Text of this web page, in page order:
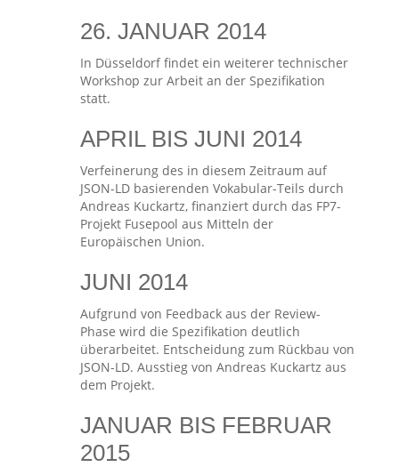
26. JANUAR 2014
In Düsseldorf findet ein weiterer technischer
Workshop zur Arbeit an der Spezifikation
statt.
APRIL BIS JUNI 2014
Verfeinerung des in diesem Zeitraum auf
JSON-LD basierenden Vokabular-Teils durch
Andreas Kuckartz, finanziert durch das FP7-
Projekt Fusepool aus Mitteln der
Europäischen Union.
JUNI 2014
Aufgrund von Feedback aus der Review-
Phase wird die Spezifikation deutlich
überarbeitet. Entscheidung zum Rückbau von
JSON-LD. Ausstieg von Andreas Kuckartz aus
dem Projekt.
JANUAR BIS FEBRUAR
2015